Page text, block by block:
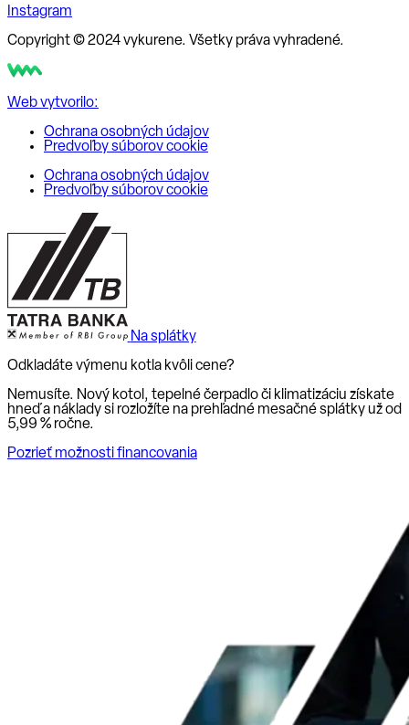
Instagram
Copyright © 2024 vykurene. Všetky práva vyhradené.
Web vytvorilo:
Ochrana osobných údajov
Predvoľby súborov cookie
Ochrana osobných údajov
Predvoľby súborov cookie
Na splátky
Odkladáte výmenu kotla kvôli cene?
Nemusíte. Nový kotol, tepelné čerpadlo či klimatizáciu získate
hneď a náklady si rozložíte na prehľadné mesačné splátky už od
5,99 % ročne.
Pozrieť možnosti financovania